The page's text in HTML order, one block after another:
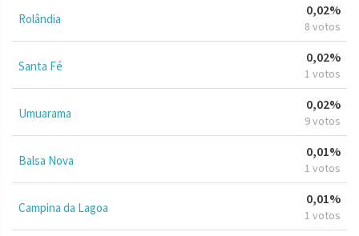
Rolândia
0,02%
8 votos
Santa Fé
0,02%
1 votos
Umuarama
0,02%
9 votos
Balsa Nova
0,01%
1 votos
Campina da Lagoa
0,01%
1 votos